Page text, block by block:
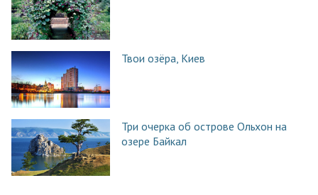
Твои озёра, Киев
Три очерка об острове Ольхон на
озере Байкал